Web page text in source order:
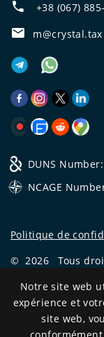
+38 (067)
m@crystal.tax
DUNS
NCAGE
Politique de
© 2026
Tous
CRYSTAL.TAX —
and
Notre site web
expérience et
site web,